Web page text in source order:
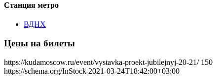
Станция метро
ВДНХ
Цены на билеты
https://kudamoscow.ru/event/vystavka-proekt-jubilejnyj-20-21/ 150
https://schema.org/InStock 2021-03-24T18:42:00+03:00